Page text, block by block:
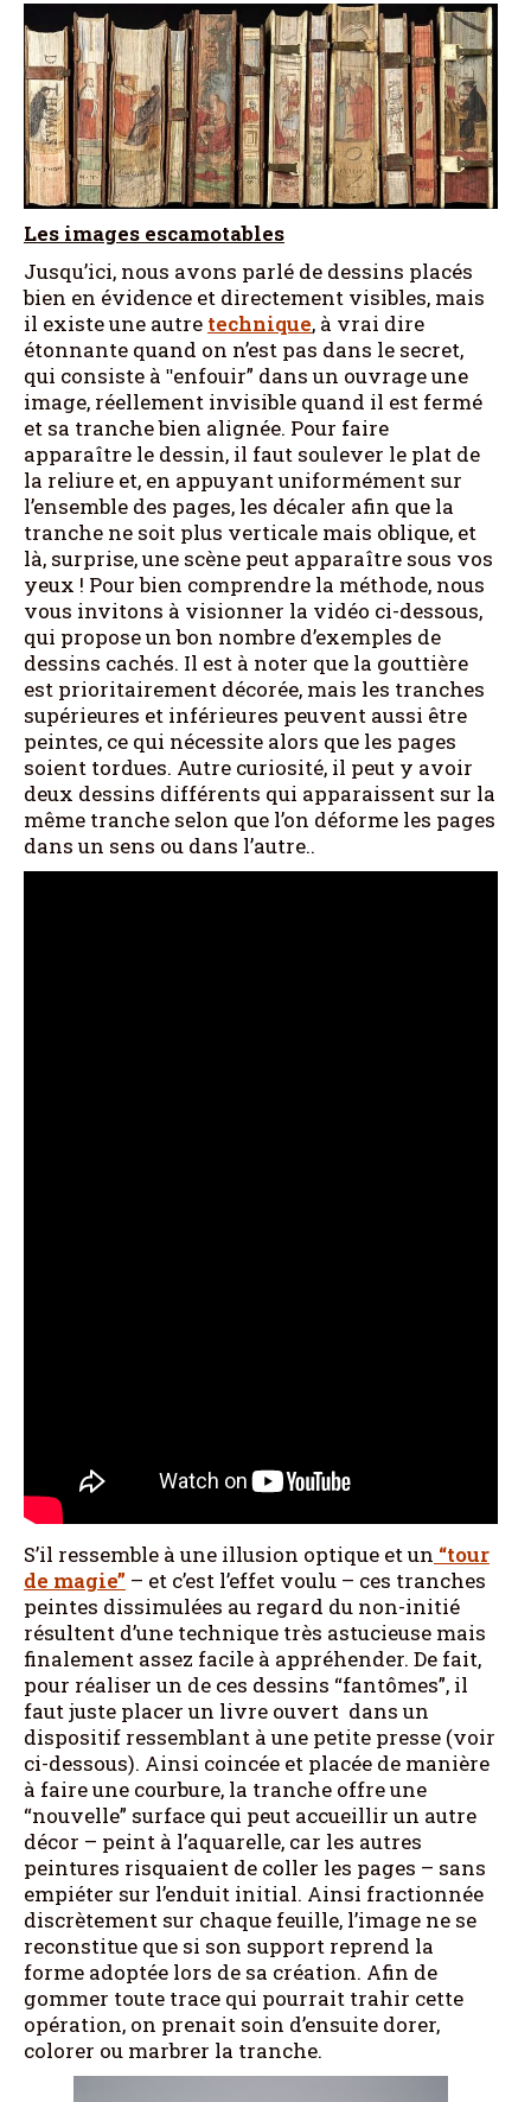
Les images escamotables
Jusqu’ici, nous avons parlé de dessins placés
bien en évidence et directement visibles, mais
il existe une autre technique, à vrai dire
étonnante quand on n’est pas dans le secret,
qui consiste à ʺenfouir” dans un ouvrage une
image, réellement invisible quand il est fermé
et sa tranche bien alignée. Pour faire
apparaître le dessin, il faut soulever le plat de
la reliure et, en appuyant uniformément sur
l’ensemble des pages, les décaler afin que la
tranche ne soit plus verticale mais oblique, et
là, surprise, une scène peut apparaître sous vos
yeux ! Pour bien comprendre la méthode, nous
vous invitons à visionner la vidéo ci-dessous,
qui propose un bon nombre d’exemples de
dessins cachés. Il est à noter que la gouttière
est prioritairement décorée, mais les tranches
supérieures et inférieures peuvent aussi être
peintes, ce qui nécessite alors que les pages
soient tordues. Autre curiosité, il peut y avoir
deux dessins différents qui apparaissent sur la
même tranche selon que l’on déforme les pages
dans un sens ou dans l’autre..
S’il ressemble à une illusion optique et un “tour
de magie” – et c’est l’effet voulu – ces tranches
peintes dissimulées au regard du non-initié
résultent d’une technique très astucieuse mais
finalement assez facile à appréhender. De fait,
pour réaliser un de ces dessins “fantômes”, il
faut juste placer un livre ouvert dans un
dispositif ressemblant à une petite presse (voir
ci-dessous). Ainsi coincée et placée de manière
à faire une courbure, la tranche offre une
“nouvelle” surface qui peut accueillir un autre
décor – peint à l’aquarelle, car les autres
peintures risquaient de coller les pages – sans
empiéter sur l’enduit initial. Ainsi fractionnée
discrètement sur chaque feuille, l’image ne se
reconstitue que si son support reprend la
forme adoptée lors de sa création. Afin de
gommer toute trace qui pourrait trahir cette
opération, on prenait soin d’ensuite dorer,
colorer ou marbrer la tranche.